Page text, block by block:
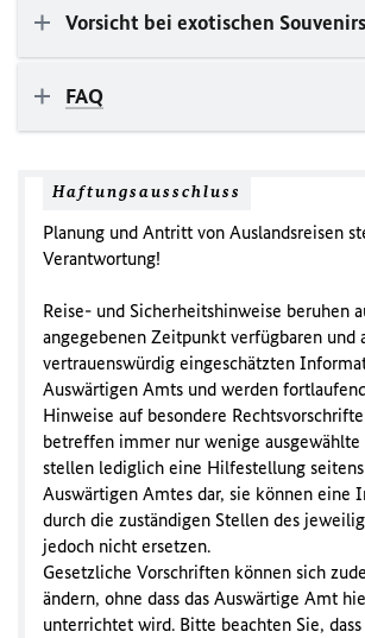
Vorsicht bei exotischen Souvenirs
FAQ
Haftungsausschluss
Planung und Antritt von Auslandsreisen
Verantwortung!
Reise- und Sicherheitshinweise beruhen
angegebenen Zeitpunkt verfügbaren und
vertrauenswürdig eingeschätzten
Auswärtigen Amts und werden
Hinweise auf besondere
betreffen immer nur wenige ausgewählte
stellen lediglich eine Hilfestellung
Auswärtigen Amtes dar, sie können eine
durch die zuständigen Stellen des
jedoch nicht ersetzen.
Gesetzliche Vorschriften können sich
ändern, ohne dass das Auswärtige Amt
unterrichtet wird. Bitte beachten Sie,